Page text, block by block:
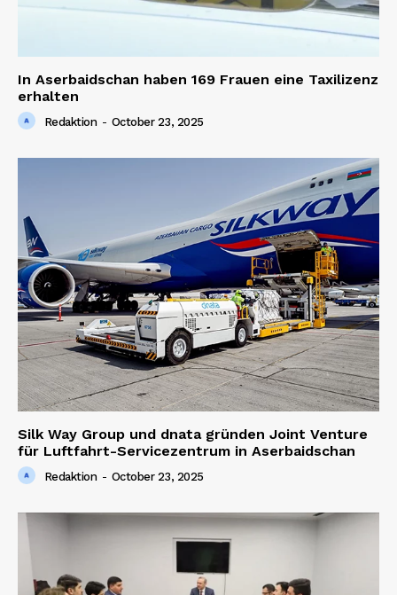
In Aserbaidschan haben 169 Frauen eine Taxilizenz
erhalten
Redaktion - October 23, 2025
Silk Way Group und dnata gründen Joint Venture
für Luftfahrt-Servicezentrum in Aserbaidschan
Redaktion - October 23, 2025